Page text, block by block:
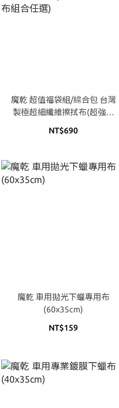
魔乾 超值福袋組/綜合包 台灣
製極超細纖維擦拭布(超強瞬
組合任選)
NT$690
魔乾 車用拋光下蠟專用布
(60x35cm)
NT$159